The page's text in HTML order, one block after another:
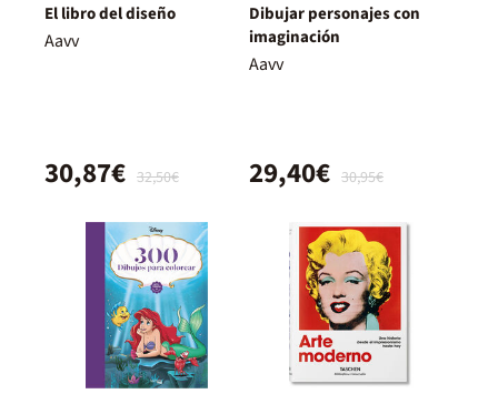
El libro del diseño
Aavv
32,50€
30,87€
Dibujar personajes con
imaginación
Aavv
30,95€
29,40€